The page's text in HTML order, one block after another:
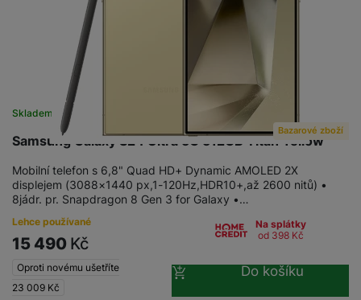
Samsung Galaxy S24 Ultra 5G 512GB Titan Yellow
Skladem na prodejně
Bazarové zboží
Mobilní telefon s 6,8" Quad HD+ Dynamic AMOLED 2X
displejem (3088×1440 px,1-120Hz,HDR10+,až 2600 nitů) •
8jádr. pr. Snapdragon 8 Gen 3 for Galaxy •…
Lehce používané
15 490 Kč
Oproti novému ušetříte
23 009 Kč
Na splátky
od 398 Kč
Do košíku